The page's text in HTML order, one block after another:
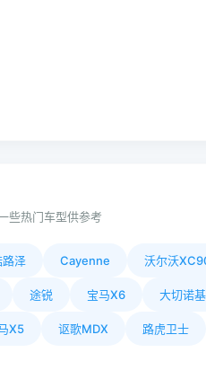
些热门车型供参考
泽 Cayenne 沃尔沃
途锐 宝马X6 大切诺
X5 讴歌MDX 路虎卫士